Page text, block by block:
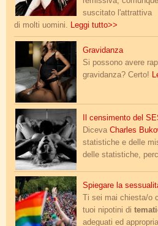
suscitato l'attrattiva
di molti uomini. Leggi tutto>>
pregnant.png
Gravidanza
Si possono avere
gravidanza? Certo!
cunnilingus.jpg
Il censimento del
Diceva Charles
statistiche e delle
delle statistiche,
lgbtq.jpg
Spiegare la
Ti sei mai chiesta/o
tuoi nipotini di
adeguati ed